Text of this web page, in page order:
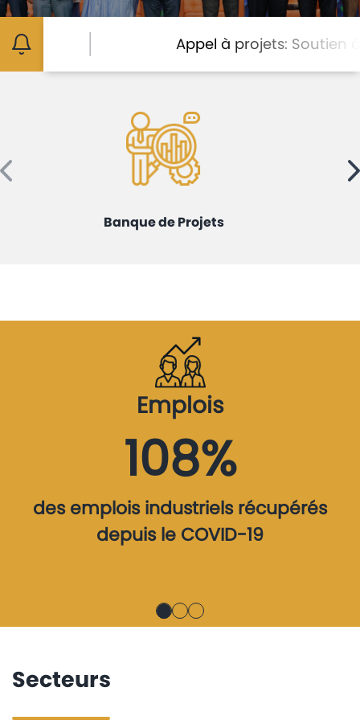
Avis
et
Appel à projets: Soutien à la
Banque de Projets
Emplois
108%
des emplois industriels récupérés
depuis le COVID-19
Secteurs